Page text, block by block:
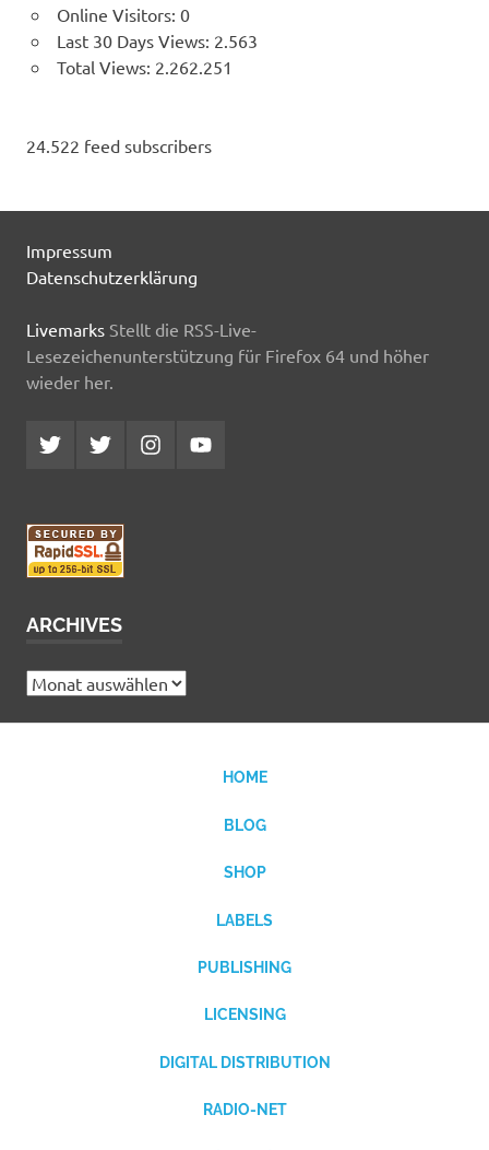
Online Visitors: 0
Last 30 Days Views: 2.563
Total Views: 2.262.251
24.522 feed subscribers
Impressum
Datenschutzerklärung
Livemarks Stellt die RSS-Live-
Lesezeichenunterstützung für Firefox 64 und höher
wieder her.
Twitter
MCDP
Twitter
Musicradiostation
InstagramYouTube
ARCHIVES
Archives
HOME
BLOG
SHOP
LABELS
PUBLISHING
LICENSING
DIGITAL DISTRIBUTION
RADIO-NET